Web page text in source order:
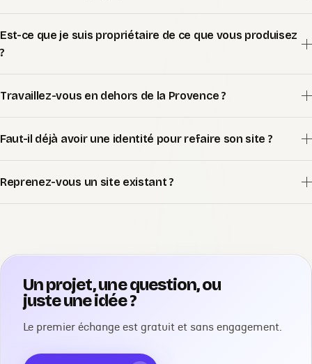
Est-ce que je suis propriétaire de ce que vous produisez
?
Travaillez-vous en dehors de la Provence ?
Faut-il déjà avoir une identité pour refaire son site ?
Reprenez-vous un site existant ?
Un projet, une question, ou
juste une idée ?
Le premier échange est gratuit et sans engagement.